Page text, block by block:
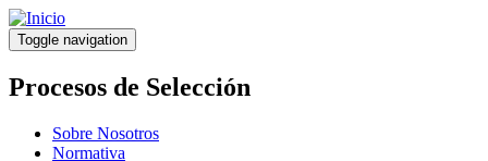
Pasar
al
contenido
principal
Toggle navigation
Procesos de Selección
Sobre Nosotros
Normativa